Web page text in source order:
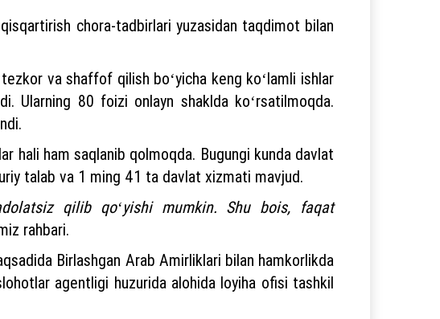
chora-tadbirlari yuzasidan taqdimot bilan
va shaffof qilish boʻyicha keng koʻlamli ishlar
Ularning 80 foizi onlayn shaklda koʻrsatilmoqda.
hali ham saqlanib qolmoqda. Bugungi kunda davlat
talab va 1 ming 41 ta davlat xizmati mavjud.
qilib qoʻyishi mumkin. Shu bois, faqat
rahbari.
Birlashgan Arab Amirliklari bilan hamkorlikda
agentligi huzurida alohida loyiha ofisi tashkil